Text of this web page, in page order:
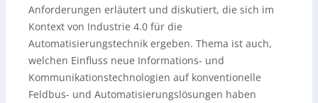
Anforderungen erläutert und diskutiert, die sich im
Kontext von Industrie 4.0 für die
Automatisierungstechnik ergeben. Thema ist auch,
welchen Einfluss neue Informations- und
Kommunikationstechnologien auf konventionelle
Feldbus- und Automatisierungslösungen haben